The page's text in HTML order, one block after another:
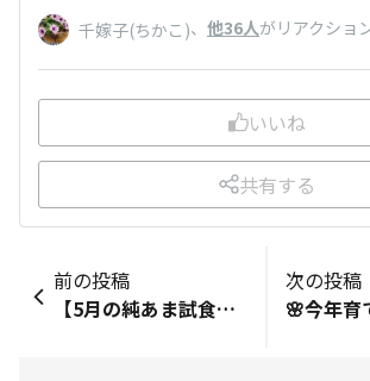
千嫁子(ちかこ)、 他36人がリアクショ
いいね
共有する
前の投稿
【5月の純あま試食会イベントはこちら🍅】SUNバディの皆さまこんにちは！GWいかがおすごしでしょうか🏝️サントリーフラワーズの店頭イベントは5月もまだまだ続きます！GWや休日に、ご家族とのお買い物ついでに立ち寄ってみてはいかがでしょうか？ぜひ店頭に遊びに来てください🏃皆さんにお会いできることを楽しみにしております！
次の投稿